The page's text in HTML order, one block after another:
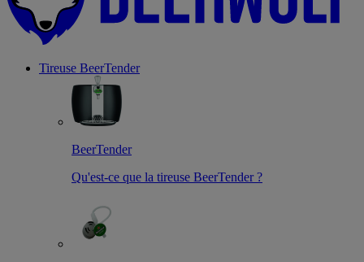
Tireuse BeerTender
BeerTender
Qu'est-ce que la tireuse BeerTender ?